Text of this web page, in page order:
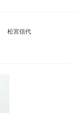
松宮信代